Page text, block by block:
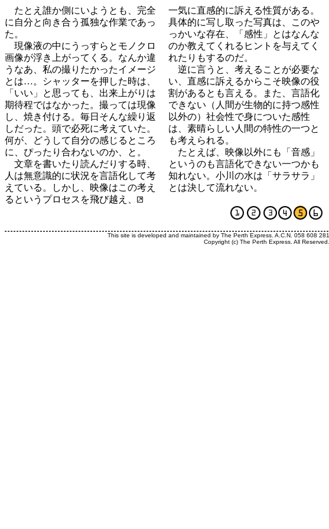
たとえ誰か側にいようとも、完全
に自分と向き合う孤独な作業であっ
た。
現像液の中にうっすらとモノクロ
画像が浮き上がってくる。なんか違
うなあ、私の撮りたかったイメージ
とは…。シャッターを押した時は、
「いい」と思っても、出来上がりは
期待程ではなかった。撮っては現像
し、焼き付ける。毎日そんな繰り返
しだった。頭で必死に考えていた。
何が、どうして自分の感じるところ
に、ぴったり合わないのか、と。
文章を書いたり読んだりする時、
人は無意識的に状況を言語化して考
えている。しかし、映像はこの考え
るというプロセスを飛び越え、
一気に直感的に訴える性質がある。
具体的に写し取った写真は、このや
っかいな存在、「感性」とはなんな
のか教えてくれるヒントを与えてく
れたりもするのだ。
逆に言うと、考えることが必要な
い、直感に訴えるからこそ映像の役
割があるとも言える。また、言語化
できない（人間が生物的に持つ感性
以外の）社会性で身についた感性
は、素晴らしい人間の特性の一つと
も考えられる。
たとえば、映像以外にも「音感」
というのも言語化できない一つかも
知れない。小川の水は「サラサラ」
とは決して流れない。
This site is developed and maintained by The Perth Express. A.C.N. 058 608 281
Copyright (c) The Perth Express. All Reserved.